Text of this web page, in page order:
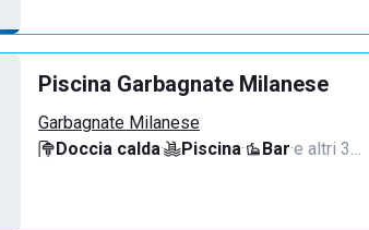
Piscina Garbagnate Milanese
Garbagnate Milanese
Doccia calda· Piscina· Bar·e altri 3…